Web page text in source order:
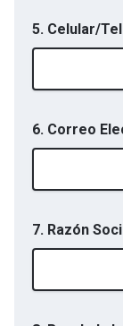
5. Celular/
6. Correo
7. Razón